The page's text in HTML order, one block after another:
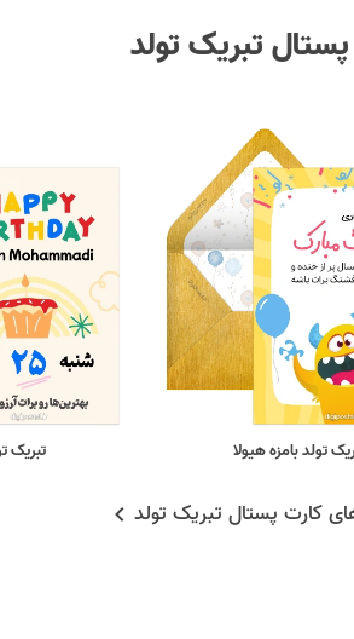
تبریک تولد
تولد بامزه هیولا تبریک
کارت پستال تبریک تولد